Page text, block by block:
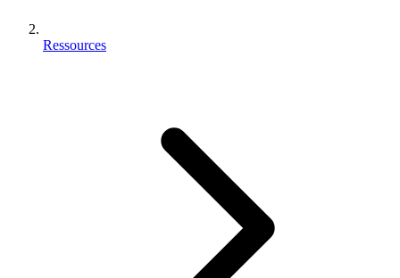
Ressources